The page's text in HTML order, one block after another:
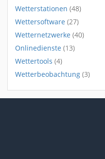
Wetterstationen (48)
Wettersoftware (27)
Wetternetzwerke (40)
Onlinedienste (13)
Wettertools (4)
Wetterbeobachtung (3)